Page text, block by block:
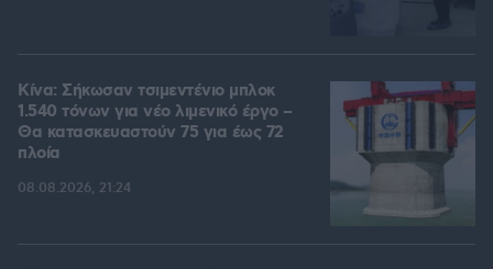
Κίνα: Σήκωσαν τσιμεντένιο μπλοκ
1.540 τόνων για νέο λιμενικό έργο –
Θα κατασκευαστούν 75 για έως 72
πλοία
08.08.2026, 21:24